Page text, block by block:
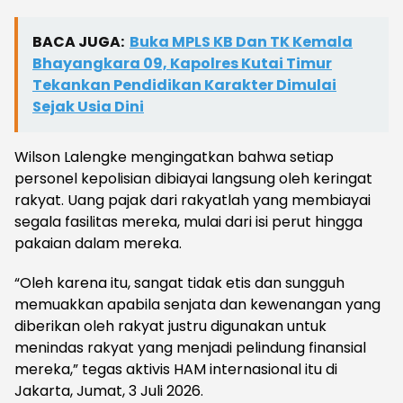
BACA JUGA: Buka MPLS KB Dan TK Kemala
Bhayangkara 09, Kapolres Kutai Timur
Tekankan Pendidikan Karakter Dimulai
Sejak Usia Dini
Wilson Lalengke mengingatkan bahwa setiap
personel kepolisian dibiayai langsung oleh keringat
rakyat. Uang pajak dari rakyatlah yang membiayai
segala fasilitas mereka, mulai dari isi perut hingga
pakaian dalam mereka.
“Oleh karena itu, sangat tidak etis dan sungguh
memuakkan apabila senjata dan kewenangan yang
diberikan oleh rakyat justru digunakan untuk
menindas rakyat yang menjadi pelindung finansial
mereka,” tegas aktivis HAM internasional itu di
Jakarta, Jumat, 3 Juli 2026.